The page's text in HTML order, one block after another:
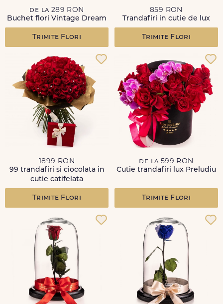
de la 289 RON
Buchet flori Vintage Dream
Trimite Flori
859 RON
Trandafiri in cutie de lux
Trimite Flori
1899 RON
99 trandafiri si ciocolata in
cutie catifelata
Trimite Flori
de la 599 RON
Cutie trandafiri lux Preludiu
Trimite Flori